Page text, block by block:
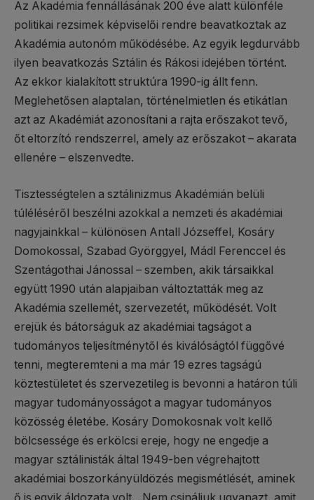
Az Akadémia fennállásának 200 éve alatt különféle
politikai rezsimek képviselői rendre beavatkoztak az
Akadémia autonóm működésébe. Az egyik legdurvább
ilyen beavatkozás Sztálin és Rákosi idejében történt.
Az ekkor kialakított struktúra 1990-ig állt fenn.
Meglehetősen alaptalan, történelmietlen és etikátlan
azt az Akadémiát azonosítani a rajta erőszakot tevő,
őt eltorzító rendszerrel, amely az erőszakot – akarata
ellenére – elszenvedte.
Tisztességtelen a sztálinizmus Akadémián belüli
túléléséről beszélni azokkal a nemzeti és akadémiai
nagyjainkkal – különösen Antall Józseffel, Kosáry
Domokossal, Szabad Györggyel, Mádl Ferenccel és
Szentágothai Jánossal – szemben, akik társaikkal
együtt 1990 után alapjaiban változtatták meg az
Akadémia szellemét, szervezetét, működését. Volt
erejük és bátorságuk az akadémiai tagságot a
tudományos teljesítménytől és kiválóságtól függővé
tenni, megteremteni a ma már 19 ezres tagságú
köztestületet és szervezetileg is bevonni a határon túli
magyar tudományosságot a magyar tudományos
közösség életébe. Kosáry Domokosnak volt kellő
bölcsessége és erkölcsi ereje, hogy ne engedje a
magyar sztálinisták által 1949-ben végrehajtott
akadémiai boszorkányüldözés megismétlését, aminek